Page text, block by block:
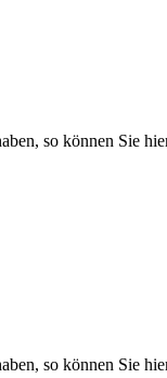
so können Sie
so können Sie